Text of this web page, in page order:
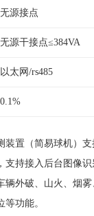
无源接点
无源干接点≤384VA
以太网/rs485
0.1%
装置（简易球机）
支持接入后台图像
辆外破、山火、烟
功能。